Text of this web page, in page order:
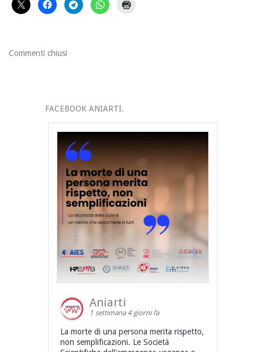
Commenti chiusi
FACEBOOK ANIARTI.
Aniarti
1 settimana 4 giorni fa
La morte di una persona merita rispetto,
non semplificazioni. Le Società